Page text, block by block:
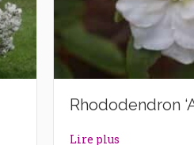
Rhododendron
Lire plus